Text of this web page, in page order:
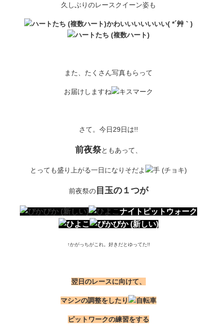
久しぶりのレースクイーン姿も
かわいいいいいいい( *´艸｀)
また、たくさん写真もらって
お届けしますね
さて。今日29日は!!
前夜祭ともあって、
とっても盛り上がる一日になりそだよ
前夜祭の 目玉の１つが
ナイトピットウォーク
↑かがっちがこれ。好きだとゆってた!!
翌日のレースに向けて、
マシンの調整をしたり
ピットワークの練習をする